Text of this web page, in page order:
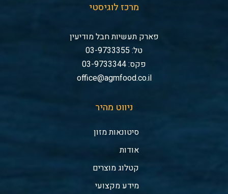
מרכז לוגיסטי
פארק תעשיות חבל מודיעין
טל: 03-9733355
פקס: 03-9733344
office@agmfood.co.il
ניווט מהיר
סיטונאות מזון
אודות
קטלוג מוצרים
מידע מקצועי